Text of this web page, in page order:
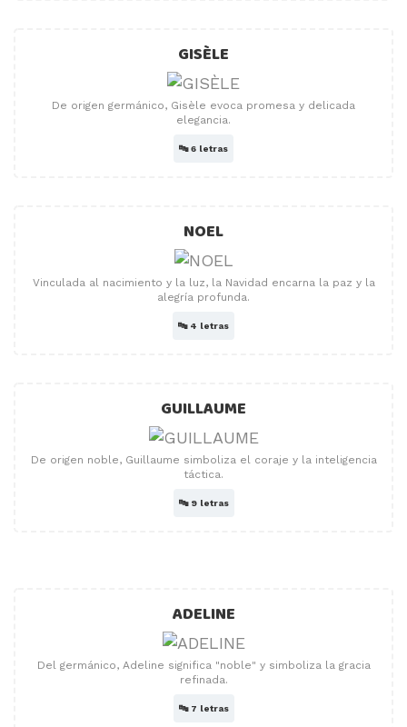
GISÈLE
De origen germánico, Gisèle evoca promesa y delicada
elegancia.
🔤6 letras
NOEL
Vinculada al nacimiento y la luz, la Navidad encarna la paz y la
alegría profunda.
🔤 4 letras
GUILLAUME
De origen noble, Guillaume simboliza el coraje y la inteligencia
táctica.
🔤 9 letras
ADELINE
Del germánico, Adeline significa "noble" y simboliza la gracia
refinada.
🔤 7 letras